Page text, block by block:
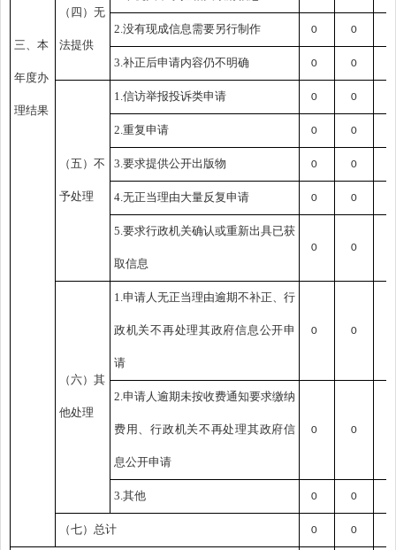
三、本
年度办
理结果
（四）无
法提供
2.没有现成信息需要另行制作 0 0
3.补正后申请内容仍不明确 0 0
（五）不
予处理
1.信访举报投诉类申请 0 0
2.重复申请 0 0
3.要求提供公开出版物 0 0
4.无正当理由大量反复申请 0 0
5.要求行政机关确认或重新出具已获
取信息
0 0
（六）其
他处理
1.申请人无正当理由逾期不补正、行
政机关不再处理其政府信息公开申
请
0 0
2.申请人逾期未按收费通知要求缴纳
费用、行政机关不再处理其政府信
息公开申请
0 0
3.其他 0 0
（七）总计 0 0